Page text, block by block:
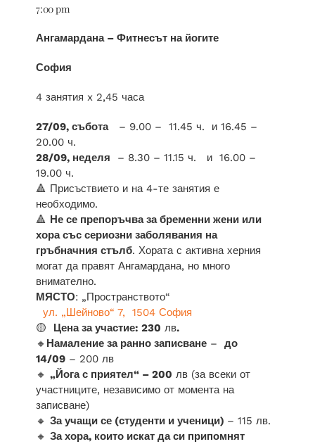
7:00 pm
Ангамардана – Фитнесът на йогите
София
4 занятия x 2,45 часа
27/09, събота– 9.00 – 11.45 ч. и 16.45 –
20.00 ч.
28/09, неделя – 8.30 – 11.15 ч. и 16.00 –
19.00 ч.
🔺 Присъствието и на 4-те занятия е
необходимо.
🔺 Не се препоръчва за бременни жени или
хора със сериозни заболявания на
гръбначния стълб. Хората с активна херния
могат да правят Ангамардана, но много
внимателно.
МЯСТО: „Пространството“
ул. „Шейново“ 7, 1504 София
🟡 Цена за участие: 230 лв.
🔸 Намаление за ранно записване– до
14/09– 200 лв
🔸 „Йога с приятел“ – 200 лв (за всеки от
участниците, независимо от момента на
записване)
🔸 За учащи се (студенти и ученици) – 115 лв.
🔸 За хора, които искат да си припомнят